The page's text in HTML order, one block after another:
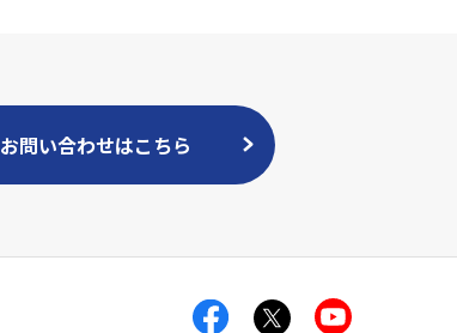
お問い合わせはこちら